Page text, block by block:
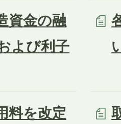
資金の融
よび利子
料を改定